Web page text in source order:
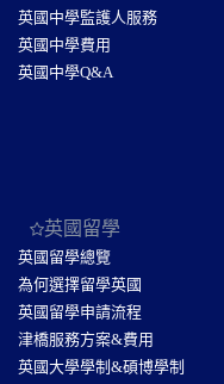
英國中學監護人服務
英國中學費用
英國中學Q&A
英國留學
英國留學總覽
為何選擇留學英國
英國留學申請流程
津橋服務方案&費用
英國大學學制&碩博學制